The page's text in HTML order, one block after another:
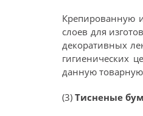
Крепированную
слоев для
декоративных
гигиенических
данную
(3) Тисненые